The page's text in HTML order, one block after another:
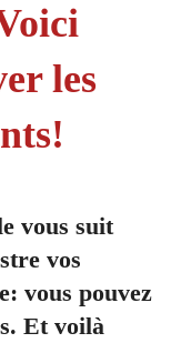
les
vous suit
vos
vous pouvez
Et voilà